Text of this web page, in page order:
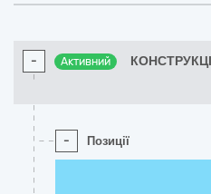
- Активний
- Позиції